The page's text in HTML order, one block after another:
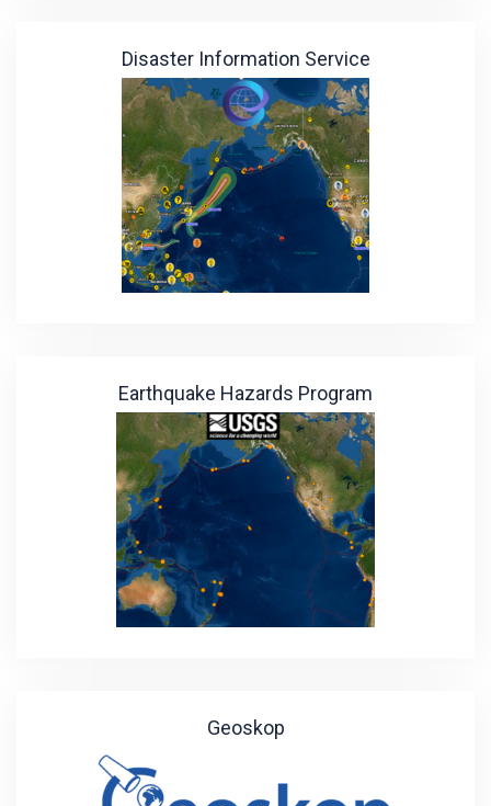
Disaster Information Service
Earthquake Hazards Program
Geoskop